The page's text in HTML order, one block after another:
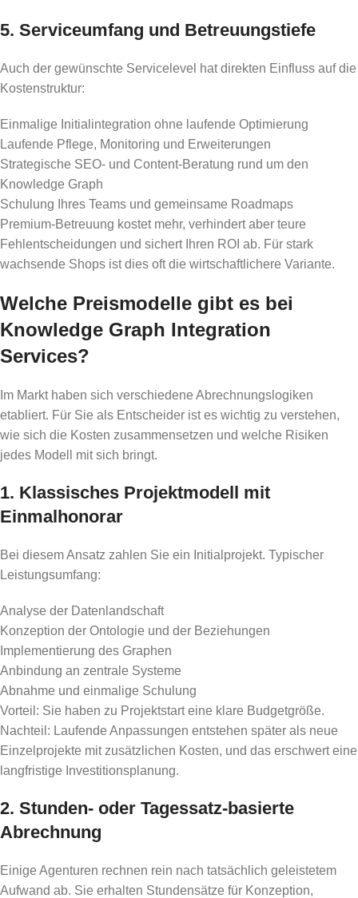
5. Serviceumfang und Betreuungstiefe
Auch der gewünschte Servicelevel hat direkten Einfluss auf die
Kostenstruktur:
Einmalige Initialintegration ohne laufende Optimierung
Laufende Pflege, Monitoring und Erweiterungen
Strategische SEO- und Content-Beratung rund um den
Knowledge Graph
Schulung Ihres Teams und gemeinsame Roadmaps
Premium-Betreuung kostet mehr, verhindert aber teure
Fehlentscheidungen und sichert Ihren ROI ab. Für stark
wachsende Shops ist dies oft die wirtschaftlichere Variante.
Welche Preismodelle gibt es bei
Knowledge Graph Integration
Services?
Im Markt haben sich verschiedene Abrechnungslogiken
etabliert. Für Sie als Entscheider ist es wichtig zu verstehen,
wie sich die Kosten zusammensetzen und welche Risiken
jedes Modell mit sich bringt.
1. Klassisches Projektmodell mit
Einmalhonorar
Bei diesem Ansatz zahlen Sie ein Initialprojekt. Typischer
Leistungsumfang:
Analyse der Datenlandschaft
Konzeption der Ontologie und der Beziehungen
Implementierung des Graphen
Anbindung an zentrale Systeme
Abnahme und einmalige Schulung
Vorteil: Sie haben zu Projektstart eine klare Budgetgröße.
Nachteil: Laufende Anpassungen entstehen später als neue
Einzelprojekte mit zusätzlichen Kosten, und das erschwert eine
langfristige Investitionsplanung.
2. Stunden- oder Tagessatz-basierte
Abrechnung
Einige Agenturen rechnen rein nach tatsächlich geleistetem
Aufwand ab. Sie erhalten Stundensätze für Konzeption,